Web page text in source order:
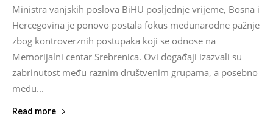
Ministra vanjskih poslova BiHU posljednje vrijeme, Bosna i
Hercegovina je ponovo postala fokus međunarodne pažnje
zbog kontroverznih postupaka koji se odnose na
Memorijalni centar Srebrenica. Ovi događaji izazvali su
zabrinutost među raznim društvenim grupama, a posebno
među...
Read more